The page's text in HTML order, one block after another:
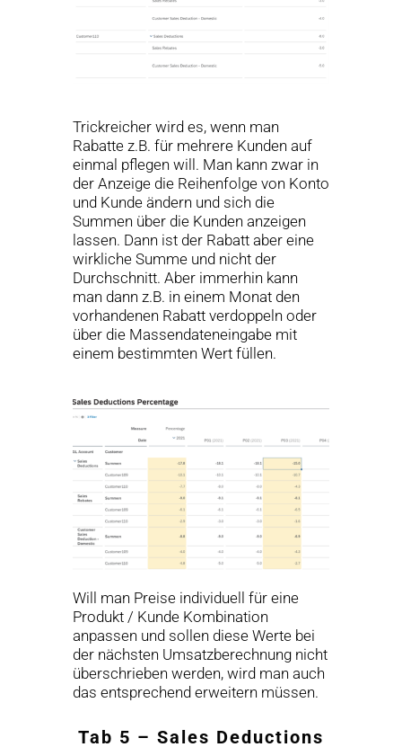
Trickreicher wird es, wenn man
Rabatte z.B. für mehrere Kunden auf
einmal pflegen will. Man kann zwar in
der Anzeige die Reihenfolge von Konto
und Kunde ändern und sich die
Summen über die Kunden anzeigen
lassen. Dann ist der Rabatt aber eine
wirkliche Summe und nicht der
Durchschnitt. Aber immerhin kann
man dann z.B. in einem Monat den
vorhandenen Rabatt verdoppeln oder
über die Massendateneingabe mit
einem bestimmten Wert füllen.
Will man Preise individuell für eine
Produkt / Kunde Kombination
anpassen und sollen diese Werte bei
der nächsten Umsatzberechnung nicht
überschrieben werden, wird man auch
das entsprechend erweitern müssen.
Tab 5 – Sales Deductions